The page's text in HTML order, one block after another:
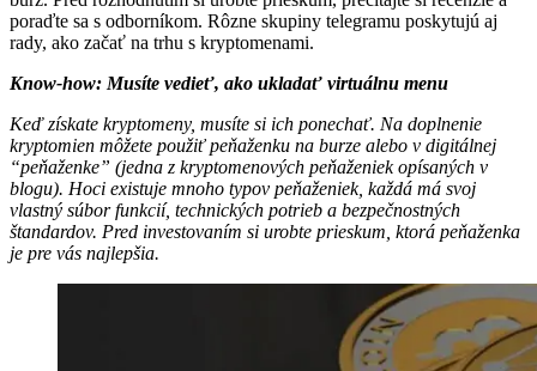
poraďte sa s odborníkom. Rôzne skupiny telegramu poskytujú aj
rady, ako začať na trhu s kryptomenami.
Know-how: Musíte vedieť, ako ukladať virtuálnu menu
Keď získate kryptomeny, musíte si ich ponechať. Na doplnenie
kryptomien môžete použiť peňaženku na burze alebo v digitálnej
“peňaženke” (jedna z kryptomenových peňaženiek opísaných v
blogu). Hoci existuje mnoho typov peňaženiek, každá má svoj
vlastný súbor funkcií, technických potrieb a bezpečnostných
štandardov. Pred investovaním si urobte prieskum, ktorá peňaženka
je pre vás najlepšia.